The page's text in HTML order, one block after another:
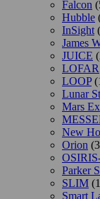
Falcon
Hubble
InSight
James
JUICE
LOFAR
LOOP
Lunar
Mars
New
Orion
Parker
SLIM
Smart